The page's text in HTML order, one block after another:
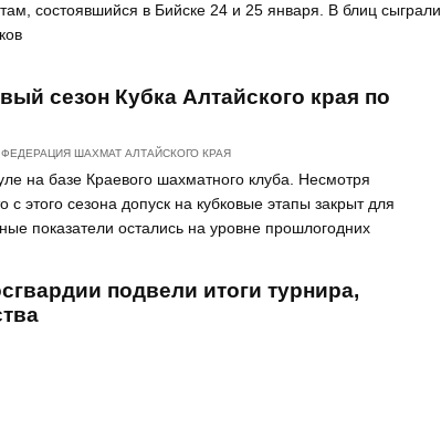
состоявшийся в Бийске 24 и 25 января. В блиц сыграли
сезон Кубка Алтайского края по
ФЕДЕРАЦИЯ ШАХМАТ АЛТАЙСКОГО КРАЯ
на базе Краевого шахматного клуба. Несмотря
этого сезона допуск на кубковые этапы закрыт для
показатели остались на уровне прошлогодних
подвели итоги турнира,